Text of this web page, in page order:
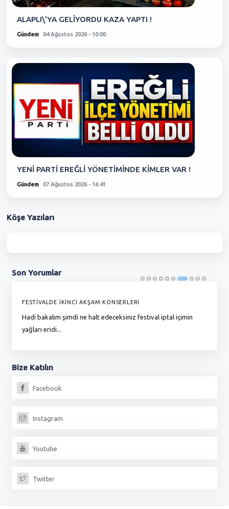
ALAPLI\'YA GELİYORDU KAZA YAPTI !
Gündem 04 Ağustos 2026 - 10:00
YENİ PARTİ EREĞLİ YÖNETİMİNDE KİMLER VAR !
Gündem 07 Ağustos 2026 - 16:41
Köşe Yazıları
Son Yorumlar
FESTİVALDE İKİNCİ AKŞAM KONSERLERİ
Hadi bakalım şimdi ne halt edeceksiniz festival iptal içimin
yağları eridi...
Bize Katılın
Facebook
Instagram
Youtube
Twitter